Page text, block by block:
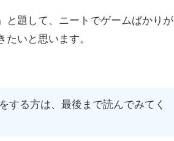
と題して、ニートでゲームばかりが
いと思います。
する方は、最後まで読んでみてく